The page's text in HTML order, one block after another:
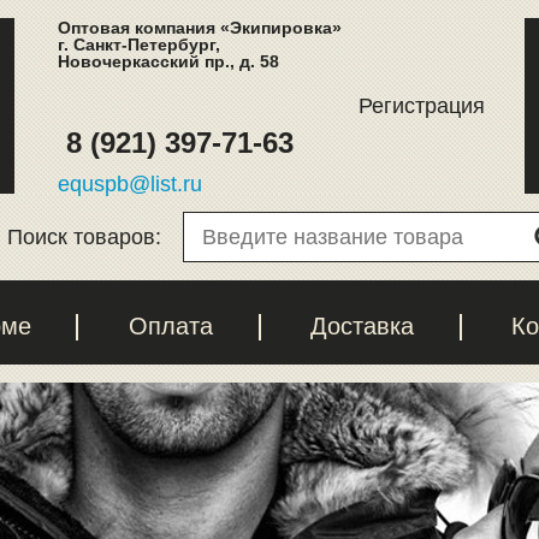
Оптовая компания «Экипировка»
г. Санкт-Петербург,
Новочеркасский пр., д. 58
8 (921) 397-71-63
equspb@list.ru
Регистрация
Поиск товаров:
Оплата Доставка